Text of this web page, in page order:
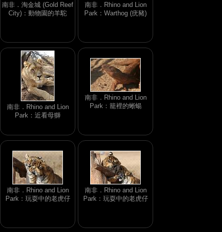
南非．淘金城 (Gold Reef
City)：動物園的羊駝
南非．Rhino and Lion
Park：Warthog (疣豬)
南非．Rhino and Lion
Park：近看母獅
南非．Rhino and Lion
Park：籠裡的蜥蝪
南非．Rhino and Lion
Park：玩耍中的老虎仔
南非．Rhino and Lion
Park：玩耍中的老虎仔